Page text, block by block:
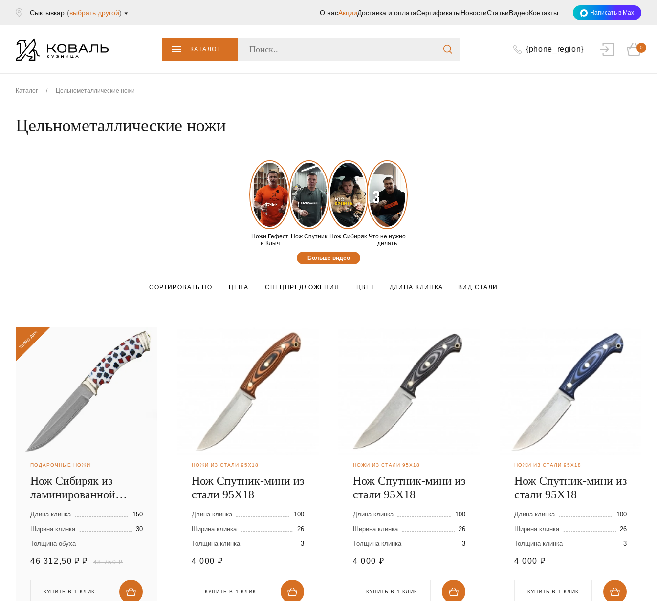
Сыктывкар (выбрать другой) О насАкцииДоставка и оплатаСертификатыНовостиСтатьиВидеоКонтакты Написать в Max
КАТАЛОГ {phone_region} 0
Каталог / Цельнометаллические ножи
Цельнометаллические ножи
Ножи Гефест
и Клыч
Нож Спутник Нож Сибиряк Что не нужно
делать
Больше видео
СОРТИРОВАТЬ ПО ЦЕНА СПЕЦПРЕДЛОЖЕНИЯ ЦВЕТ ДЛИНА КЛИНКА ВИД СТАЛИ
товар дня
ПОДАРОЧНЫЕ НОЖИ
Нож Сибиряк из
ламинированной
стали
Длина клинка
150
Ширина клинка
30
Толщина обуха
46 312,50 ₽ ₽ 48 750 ₽
КУПИТЬ В 1 КЛИК
НОЖИ ИЗ СТАЛИ 95Х18
Нож Спутник-мини из
стали 95Х18
Длина клинка
100
Ширина клинка
26
Толщина клинка
3
4 000 ₽
КУПИТЬ В 1 КЛИК
НОЖИ ИЗ СТАЛИ 95Х18
Нож Спутник-мини из
стали 95Х18
Длина клинка
100
Ширина клинка
26
Толщина клинка
3
4 000 ₽
КУПИТЬ В 1 КЛИК
НОЖИ ИЗ СТАЛИ 95Х18
Нож Спутник-мини из
стали 95Х18
Длина клинка
100
Ширина клинка
26
Толщина клинка
3
4 000 ₽
КУПИТЬ В 1 КЛИК